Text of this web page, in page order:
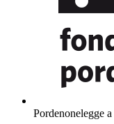
Pordenonelegge